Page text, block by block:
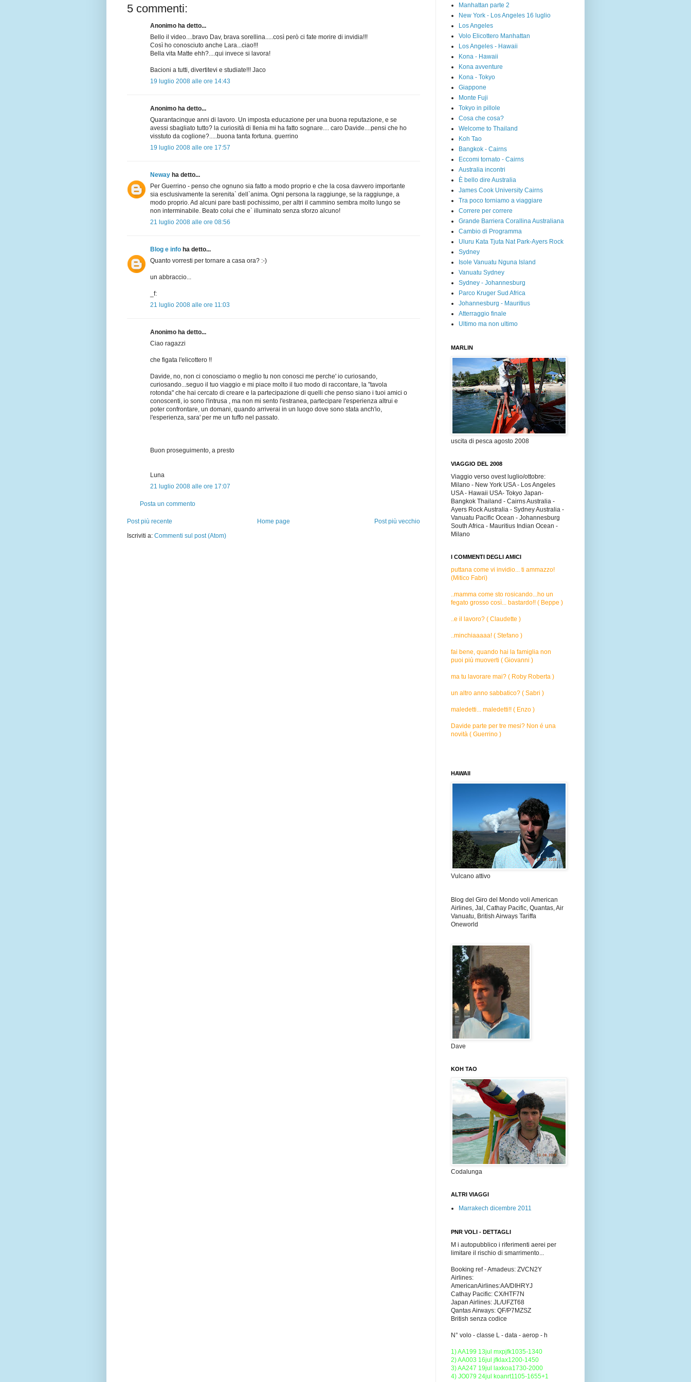
5 commenti:
Anonimo ha detto...
Bello il video....bravo Dav, brava sorellina.....così però ci fate morire di invidia!!!
Così ho conosciuto anche Lara...ciao!!!
Bella vita Matte ehh?....qui invece si lavora!
Bacioni a tutti, divertitevi e studiate!!! Jaco
19 luglio 2008 alle ore 14:43
Anonimo ha detto...
Quarantacinque anni di lavoro. Un imposta educazione per una buona reputazione, e se
avessi sbagliato tutto? la curiosità di Ilenia mi ha fatto sognare.... caro Davide....pensi che ho
visstuto da coglione?.....buona tanta fortuna. guerrino
19 luglio 2008 alle ore 17:57
Neway ha detto...
Per Guerrino - penso che ognuno sia fatto a modo proprio e che la cosa davvero importante
sia esclusivamente la serenita` dell`anima. Ogni persona la raggiunge, se la raggiunge, a
modo proprio. Ad alcuni pare basti pochissimo, per altri il cammino sembra molto lungo se
non interminabile. Beato colui che e` illuminato senza sforzo alcuno!
21 luglio 2008 alle ore 08:56
Blog e info ha detto...
Quanto vorresti per tornare a casa ora? :-)
un abbraccio...
_f:
21 luglio 2008 alle ore 11:03
Anonimo ha detto...
Ciao ragazzi
che figata l'elicottero !!
Davide, no, non ci conosciamo o meglio tu non conosci me perche' io curiosando,
curiosando...seguo il tuo viaggio e mi piace molto il tuo modo di raccontare, la "tavola
rotonda" che hai cercato di creare e la partecipazione di quelli che penso siano i tuoi amici o
conoscenti, io sono l'intrusa , ma non mi sento l'estranea, partecipare l'esperienza altrui e
poter confrontare, un domani, quando arriverai in un luogo dove sono stata anch'io,
l'esperienza, sara' per me un tuffo nel passato.
Buon proseguimento, a presto
Luna
21 luglio 2008 alle ore 17:07
Posta un commento
Post più recente Post più vecchio
Home page
Iscriviti a: Commenti sul post (Atom)
Manhattan parte 2
New York - Los Angeles 16 luglio
Los Angeles
Volo Elicottero Manhattan
Los Angeles - Hawaii
Kona - Hawaii
Kona avventure
Kona - Tokyo
Giappone
Monte Fuji
Tokyo in pillole
Cosa che cosa?
Welcome to Thailand
Koh Tao
Bangkok - Cairns
Eccomi tornato - Cairns
Australia incontri
È bello dire Australia
James Cook University Cairns
Tra poco torniamo a viaggiare
Correre per correre
Grande Barriera Corallina Australiana
Cambio di Programma
Uluru Kata Tjuta Nat Park-Ayers Rock
Sydney
Isole Vanuatu Nguna Island
Vanuatu Sydney
Sydney - Johannesburg
Parco Kruger Sud Africa
Johannesburg - Mauritius
Atterraggio finale
Ultimo ma non ultimo
MARLIN
uscita di pesca agosto 2008
VIAGGIO DEL 2008
Viaggio verso ovest luglio/ottobre:
Milano - New York USA - Los Angeles
USA - Hawaii USA- Tokyo Japan-
Bangkok Thailand - Cairns Australia -
Ayers Rock Australia - Sydney Australia -
Vanuatu Pacific Ocean - Johannesburg
South Africa - Mauritius Indian Ocean -
Milano
I COMMENTI DEGLI AMICI
puttana come vi invidio... ti ammazzo!
(Mitico Fabri)
..mamma come sto rosicando...ho un
fegato grosso così... bastardo!! ( Beppe )
..e il lavoro? ( Claudette )
..minchiaaaaa! ( Stefano )
fai bene, quando hai la famiglia non
puoi più muoverti ( Giovanni )
ma tu lavorare mai? ( Roby Roberta )
un altro anno sabbatico? ( Sabri )
maledetti... maledetti!! ( Enzo )
Davide parte per tre mesi? Non é una
novità ( Guerrino )
HAWAII
Vulcano attivo
Blog del Giro del Mondo voli American
Airlines, Jal, Cathay Pacific, Quantas, Air
Vanuatu, British Airways Tariffa
Oneworld
Dave
KOH TAO
Codalunga
ALTRI VIAGGI
Marrakech dicembre 2011
PNR VOLI - DETTAGLI
M i autopubblico i riferimenti aerei per
limitare il rischio di smarrimento...
Booking ref - Amadeus: ZVCN2Y
Airlines:
AmericanAirlines:AA/DIHRYJ
Cathay Pacific: CX/HTF7N
Japan Airlines: JL/UFZT68
Qantas Airways: QF/P7MZSZ
British senza codice
N° volo - classe L - data - aerop - h
1) AA199 13jul mxpjfk1035-1340
2) AA003 16jul jfklax1200-1450
3) AA247 19jul laxkoa1730-2000
4) JO079 24jul koanrt1105-1655+1